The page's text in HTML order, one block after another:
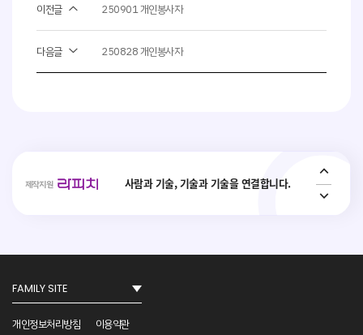
이전글 250901 개인봉사자
다음글 250828 개인봉사자
제작지원 사람과 기술, 기술과 기술을 연결합니다.
AI 가상 비서, AI 상담사, AI 콜봇서비스, AICC
개인정보처리방침
이용약관